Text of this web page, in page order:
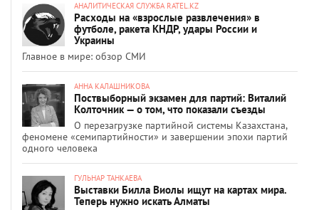
АНАЛИТИЧЕСКАЯ СЛУЖБА RATEL.KZ
Расходы на «взрослые развлечения» в
футболе, ракета КНДР, удары России и
Украины
Главное в мире: обзор СМИ
АННА КАЛАШНИКОВА
Поствыборный экзамен для партий: Виталий
Колточник — о том, что показали съезды
О перезагрузке партийной системы Казахстана,
феномене «семипартийности» и завершении эпохи партий
одного человека
ГУЛЬНАР ТАНКАЕВА
Выставки Билла Виолы ищут на картах мира.
Теперь нужно искать Алматы